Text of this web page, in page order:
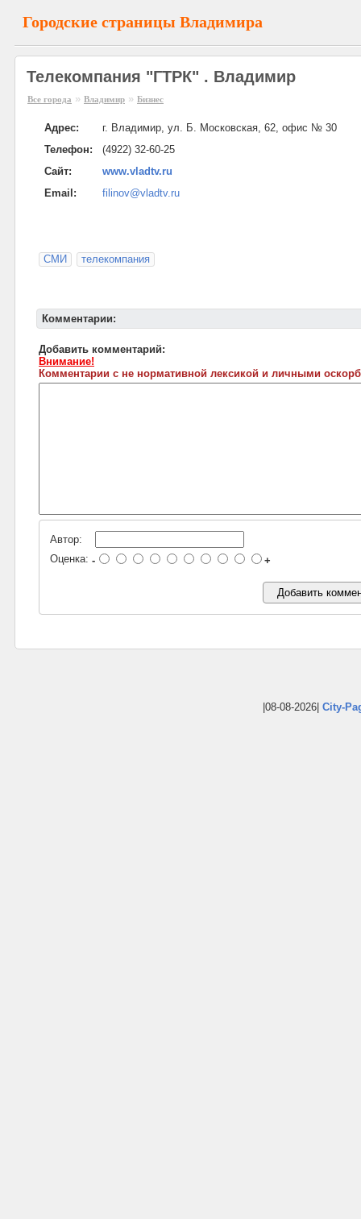
Городские страницы Владимира
Телекомпания "ГТРК" . Владимир
Все города » Владимир » Бизнес
Адрес:
г. Владимир, ул. Б. Московская, 62, офис № 30
Телефон:
(4922) 32-60-25
Сайт:
www.vladtv.ru
Email:
filinov@vladtv.ru
СМИ телекомпания
Комментарии:
Добавить комментарий:
Внимание!
Комментарии с не нормативной лексикой и личными
Автор:
Оценка: - +
|08-08-2026| City-